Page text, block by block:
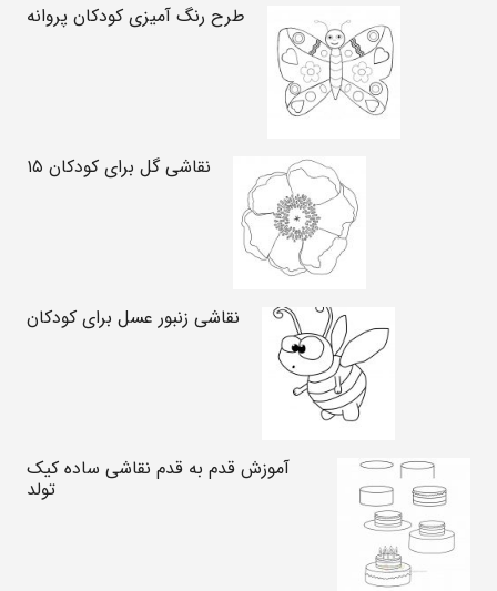
طرح رنگ آمیزی کودکان پروانه
نقاشی گل برای کودکان ۱۵
نقاشی زنبور عسل برای کودکان
آموزش قدم به قدم نقاشی ساده کیک
تولد